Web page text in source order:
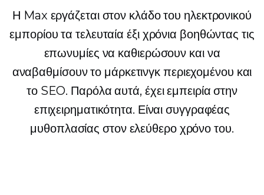
Η Max εργάζεται στον κλάδο του ηλεκτρονικού
εμπορίου τα τελευταία έξι χρόνια βοηθώντας τις
επωνυμίες να καθιερώσουν και να
αναβαθμίσουν το μάρκετινγκ περιεχομένου και
το SEO. Παρόλα αυτά, έχει εμπειρία στην
επιχειρηματικότητα. Είναι συγγραφέας
μυθοπλασίας στον ελεύθερο χρόνο του.